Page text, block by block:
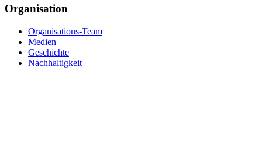
Organisation
Organisations-Team
Medien
Geschichte
Nachhaltigkeit